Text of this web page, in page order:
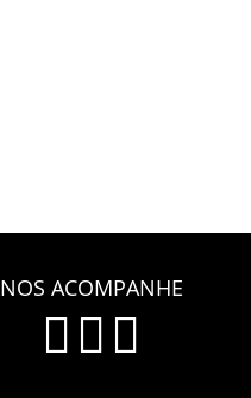
NOS ACOMPANHE